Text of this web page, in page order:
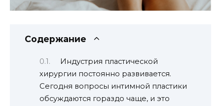
Содержание
Индустрия пластической
хирургии постоянно развивается.
Сегодня вопросы интимной пластики
обсуждаются гораздо чаще, и это